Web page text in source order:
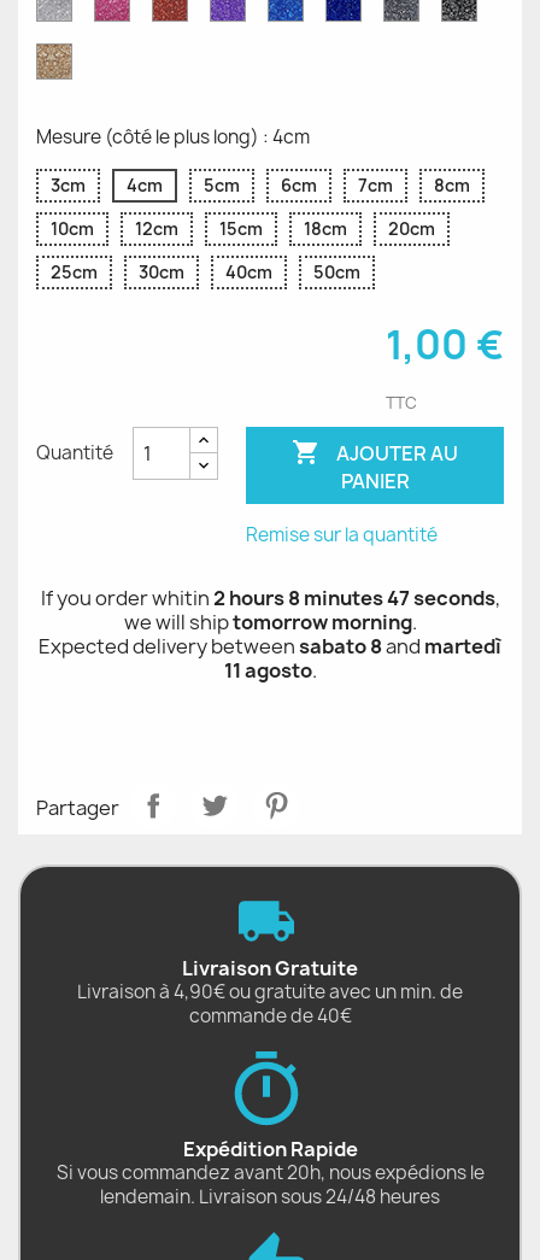
ScintillantRoses RougesViolettesBleu
Bleu
PailletéNoires
Paillettes
d'Or
Mesure (côté le plus long) : 4cm
3cm 4cm 5cm 6cm 7cm
8cm
10cm
12cm 15cm 18cm
20cm
25cm
30cm 40cm 50cm
1,00 €
TTC
Quantité 
AJOUTER AU
PANIER
Remise sur la quantité
If you order whitin2 hours 8 minutes 47 seconds,
we will shiptomorrow morning.
Expected delivery betweensabato 8and martedì
11 agosto.
Partager
Livraison Gratuite
Livraison à 4,90€ ou gratuite avec un min. de
commande de 40€
Expédition Rapide
Si vous commandez avant 20h, nous expédions le
lendemain. Livraison sous 24/48 heures